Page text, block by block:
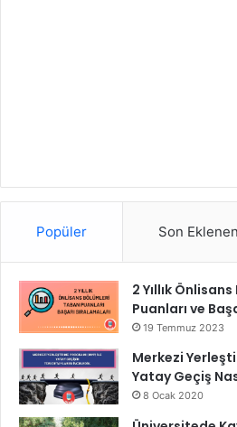
Popüler Son Eklenen
2 Yıllık
Puanları ve
19 Temmuz 2023
Merkezi
Yatay Geçiş
8 Ocak 2020